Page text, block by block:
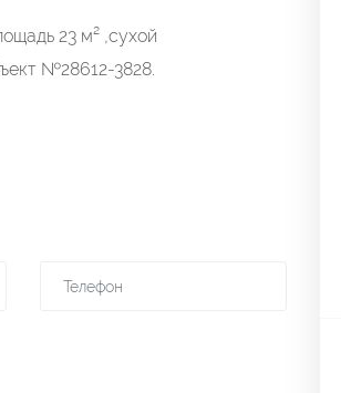
23 м² ,сухой
№28612-3828.